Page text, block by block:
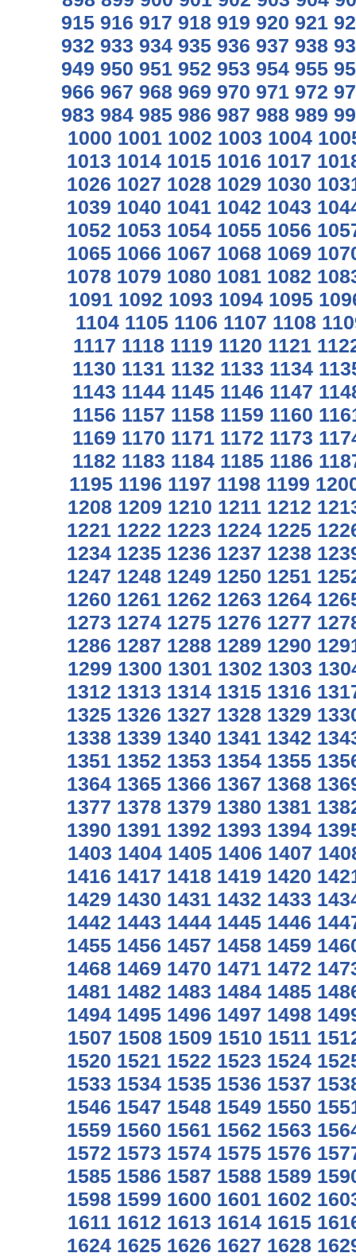
915 916 917 918 919 920 921
932 933 934 935 936 937 938
949 950 951 952 953 954 955
966 967 968 969 970 971 972
983 984 985 986 987 988 989
1000 1001 1002 1003 1004
1013 1014 1015 1016 1017
1026 1027 1028 1029 1030
1039 1040 1041 1042 1043
1052 1053 1054 1055 1056
1065 1066 1067 1068 1069
1078 1079 1080 1081 1082
1091 1092 1093 1094 1095
1104 1105 1106 1107 1108
1117 1118 1119 1120 1121
1130 1131 1132 1133 1134
1143 1144 1145 1146 1147
1156 1157 1158 1159 1160
1169 1170 1171 1172 1173
1182 1183 1184 1185 1186
1195 1196 1197 1198 1199
1208 1209 1210 1211 1212
1221 1222 1223 1224 1225
1234 1235 1236 1237 1238
1247 1248 1249 1250 1251
1260 1261 1262 1263 1264
1273 1274 1275 1276 1277
1286 1287 1288 1289 1290
1299 1300 1301 1302 1303
1312 1313 1314 1315 1316
1325 1326 1327 1328 1329
1338 1339 1340 1341 1342
1351 1352 1353 1354 1355
1364 1365 1366 1367 1368
1377 1378 1379 1380 1381
1390 1391 1392 1393 1394
1403 1404 1405 1406 1407
1416 1417 1418 1419 1420
1429 1430 1431 1432 1433
1442 1443 1444 1445 1446
1455 1456 1457 1458 1459
1468 1469 1470 1471 1472
1481 1482 1483 1484 1485
1494 1495 1496 1497 1498
1507 1508 1509 1510 1511
1520 1521 1522 1523 1524
1533 1534 1535 1536 1537
1546 1547 1548 1549 1550
1559 1560 1561 1562 1563
1572 1573 1574 1575 1576
1585 1586 1587 1588 1589
1598 1599 1600 1601 1602
1611 1612 1613 1614 1615
1624 1625 1626 1627 1628